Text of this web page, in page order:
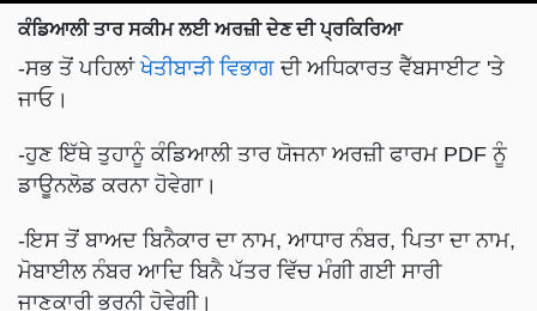
ਕੰਡਿਆਲੀ ਤਾਰ ਸਕੀਮ ਲਈ ਅਰਜ਼ੀ ਦੇਣ ਦੀ ਪ੍ਰਕਿਰਿਆ
-ਸਭ ਤੋਂ ਪਹਿਲਾਂਖੇਤੀਬਾੜੀ ਵਿਭਾਗ ਦੀ ਅਧਿਕਾਰਤ ਵੈੱਬਸਾਈਟ 'ਤੇ
ਜਾਓ।
-ਹੁਣ ਇੱਥੇ ਤੁਹਾਨੂੰ ਕੰਡਿਆਲੀ ਤਾਰ ਯੋਜਨਾ ਅਰਜ਼ੀ ਫਾਰਮ PDF ਨੂੰ
ਡਾਊਨਲੋਡ ਕਰਨਾ ਹੋਵੇਗਾ।
-ਇਸ ਤੋਂ ਬਾਅਦ ਬਿਨੈਕਾਰ ਦਾ ਨਾਮ, ਆਧਾਰ ਨੰਬਰ, ਪਿਤਾ ਦਾ ਨਾਮ,
ਮੋਬਾਈਲ ਨੰਬਰ ਆਦਿ ਬਿਨੈ ਪੱਤਰ ਵਿੱਚ ਮੰਗੀ ਗਈ ਸਾਰੀ
ਜਾਣਕਾਰੀ ਭਰਨੀ ਹੋਵੇਗੀ।